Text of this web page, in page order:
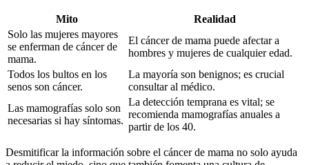
Mito
Realidad
Solo las mujeres mayores
se enferman de cáncer de
mama.
El cáncer de mama puede afectar a
hombres y mujeres de cualquier edad.
Todos los bultos en los
senos son cáncer.
La mayoría son benignos; es crucial
consultar al médico.
Las mamografías solo son
necesarias si hay síntomas.
La detección temprana es vital; se
recomienda mamografías anuales a
partir de los 40.
Desmitificar la información sobre el cáncer de mama no solo ayuda